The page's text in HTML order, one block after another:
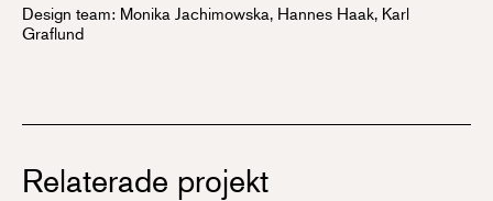
Design team: Monika Jachimowska, Hannes Haak, Karl
Graflund
Relaterade projekt